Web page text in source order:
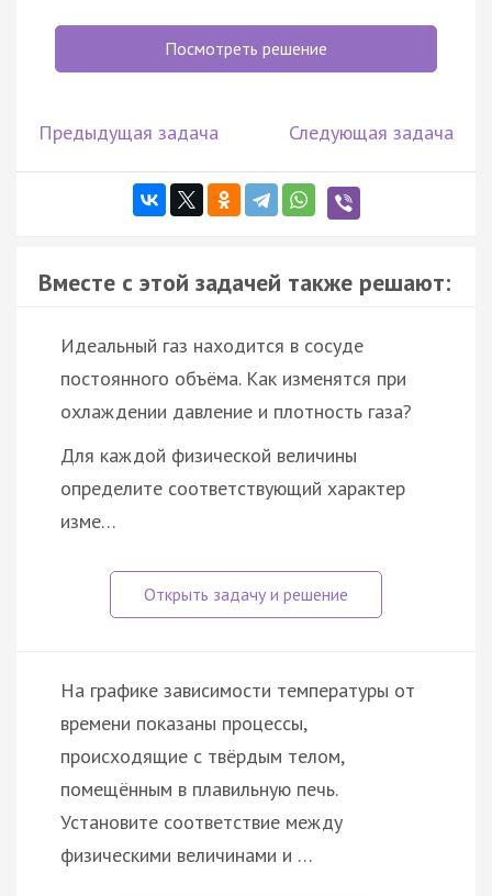
Посмотреть решение
Предыдущая задача Следующая задача
Вместе с этой задачей также решают:
Идеальный газ находится в сосуде
постоянного объёма. Как изменятся при
охлаждении давление и плотность газа?
Для каждой физической величины
определите соответствующий характер
изме…
На графике зависимости температуры от
времени показаны процессы,
происходящие с твёрдым телом,
помещённым в плавильную печь.
Установите соответствие между
физическими величинами и …